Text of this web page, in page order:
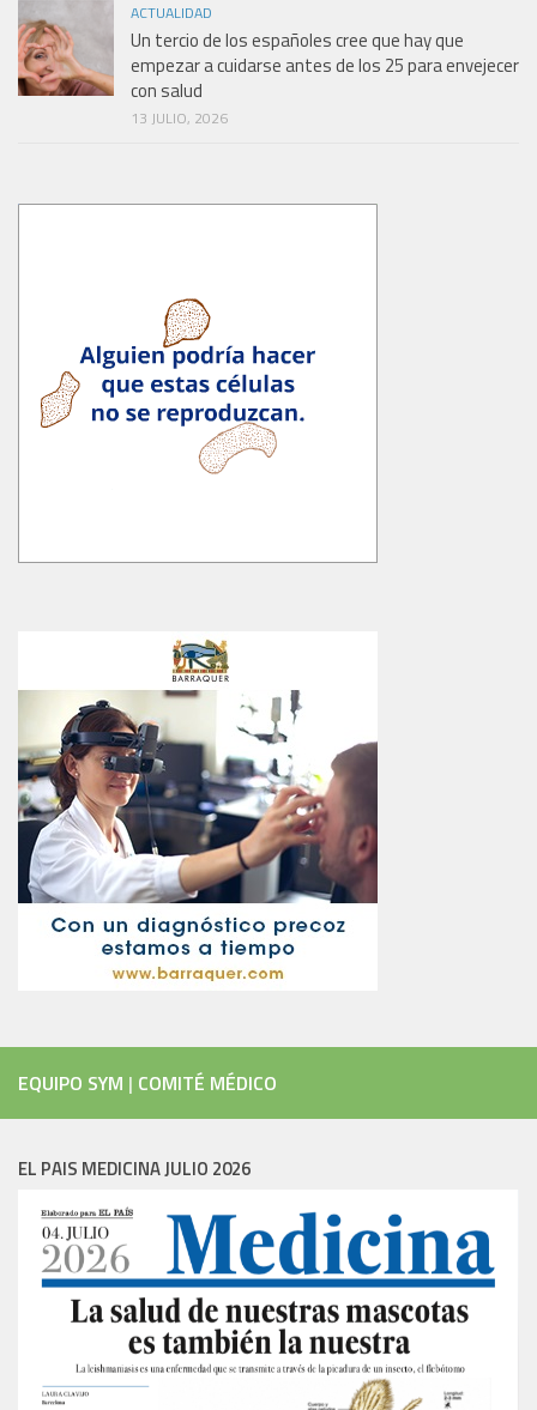
ACTUALIDAD
Un tercio de los españoles cree que hay que
empezar a cuidarse antes de los 25 para envejecer
con salud
13 JULIO, 2026
EQUIPO SYM | COMITÉ MÉDICO
EL PAIS MEDICINA JULIO 2026